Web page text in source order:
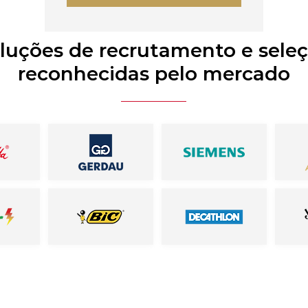
de recrutamento e
reconhecidas pelo mercado